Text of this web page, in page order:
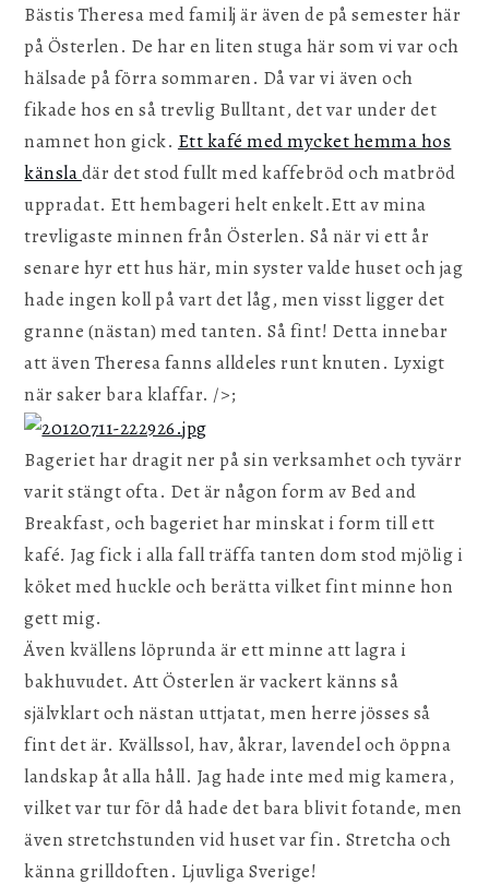
Bästis Theresa med familj är även de på semester här
på Österlen. De har en liten stuga här som vi var och
hälsade på förra sommaren. Då var vi även och
fikade hos en så trevlig Bulltant, det var under det
namnet hon gick. Ett kafé med mycket hemma hos
känsladär det stod fullt med kaffebröd och matbröd
uppradat. Ett hembageri helt enkelt.Ett av mina
trevligaste minnen från Österlen. Så när vi ett år
senare hyr ett hus här, min syster valde huset och jag
hade ingen koll på vart det låg, men visst ligger det
granne (nästan) med tanten. Så fint! Detta innebar
att även Theresa fanns alldeles runt knuten. Lyxigt
när saker bara klaffar. />;
Bageriet har dragit ner på sin verksamhet och tyvärr
varit stängt ofta. Det är någon form av Bed and
Breakfast, och bageriet har minskat i form till ett
kafé. Jag fick i alla fall träffa tanten dom stod mjölig i
köket med huckle och berätta vilket fint minne hon
gett mig.
Även kvällens löprunda är ett minne att lagra i
bakhuvudet. Att Österlen är vackert känns så
självklart och nästan uttjatat, men herre jösses så
fint det är. Kvällssol, hav, åkrar, lavendel och öppna
landskap åt alla håll. Jag hade inte med mig kamera,
vilket var tur för då hade det bara blivit fotande, men
även stretchstunden vid huset var fin. Stretcha och
känna grilldoften. Ljuvliga Sverige!